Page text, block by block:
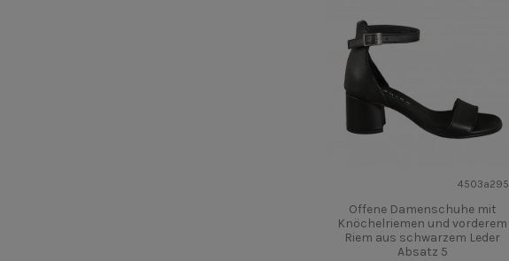
4503a295
Offene Damenschuhe mit
Knöchelriemen und vorderem
Riem aus schwarzem Leder
Absatz 5